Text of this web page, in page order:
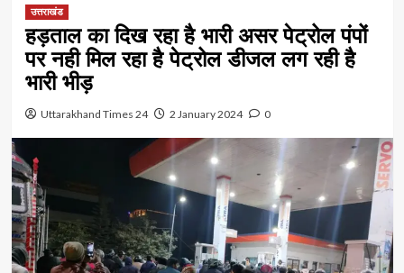
उत्तराखंड
हड़ताल का दिख रहा है भारी असर पेट्रोल पंपों
पर नही मिल रहा है पेट्रोल डीजल लग रही है
भारी भीड़
Uttarakhand Times 24 2 January 2024 0